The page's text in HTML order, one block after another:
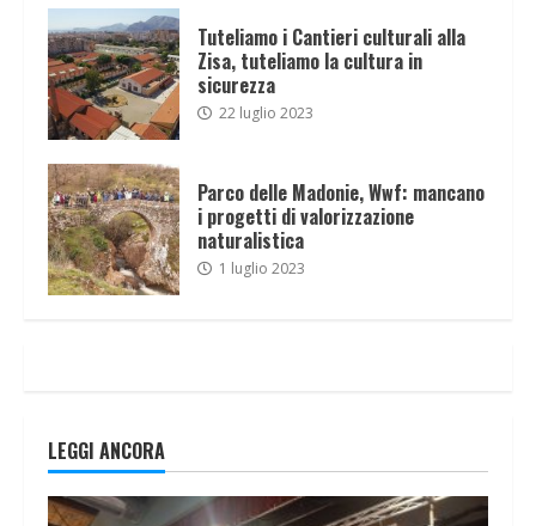
Tuteliamo i Cantieri culturali alla
Zisa, tuteliamo la cultura in
sicurezza
22 luglio 2023
Parco delle Madonie, Wwf: mancano
i progetti di valorizzazione
naturalistica
1 luglio 2023
LEGGI ANCORA